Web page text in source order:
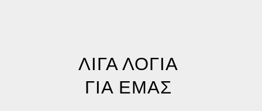
ΛΙΓΑ ΛΟΓΙΑ
ΓΙΑ ΕΜΑΣ